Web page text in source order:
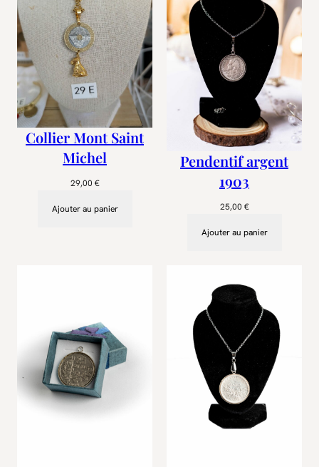
Collier Mont Saint
Michel
29,00 €
Ajouter au panier
Pendentif argent
1903
25,00 €
Ajouter au panier